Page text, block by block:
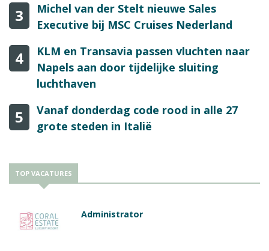
3
Michel van der Stelt nieuwe Sales
Executive bij MSC Cruises Nederland
4
KLM en Transavia passen vluchten naar
Napels aan door tijdelijke sluiting
luchthaven
5
Vanaf donderdag code rood in alle 27
grote steden in Italië
TOP VACATURES
Administrator